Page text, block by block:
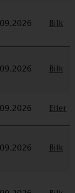
Bilk
Bilk
Eller
Bilk